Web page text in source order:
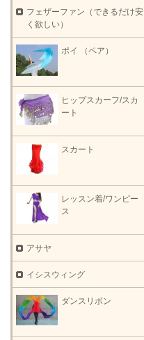
フェザーファン（できるだけ安
く欲しい）
ポイ （ペア）
ヒップスカーフ/スカ
ート
スカート
レッスン着/ワンピー
ス
アサヤ
イシスウィング
ダンスリボン